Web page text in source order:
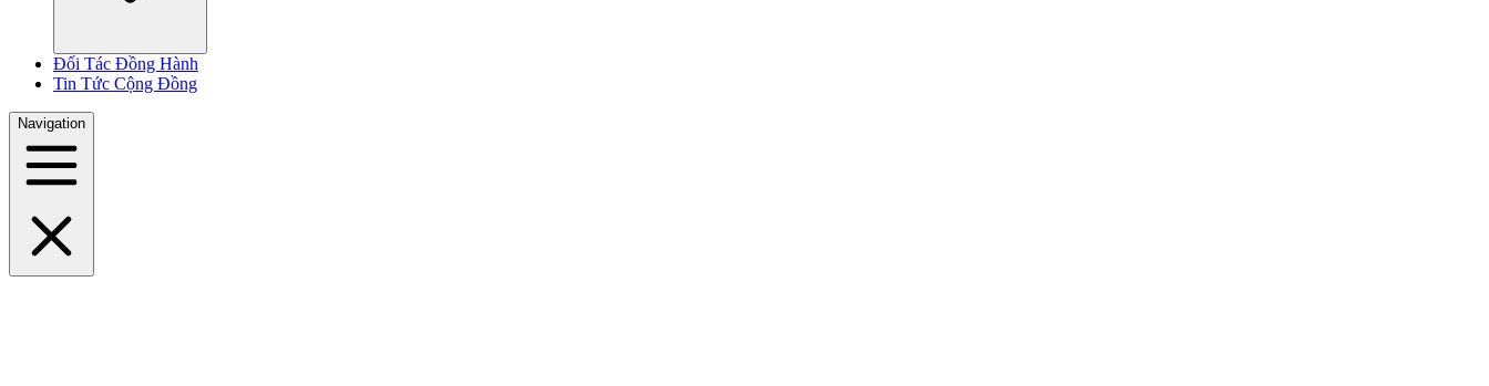
Đối Tác Đồng Hành
Tin Tức Cộng Đồng
Navigation